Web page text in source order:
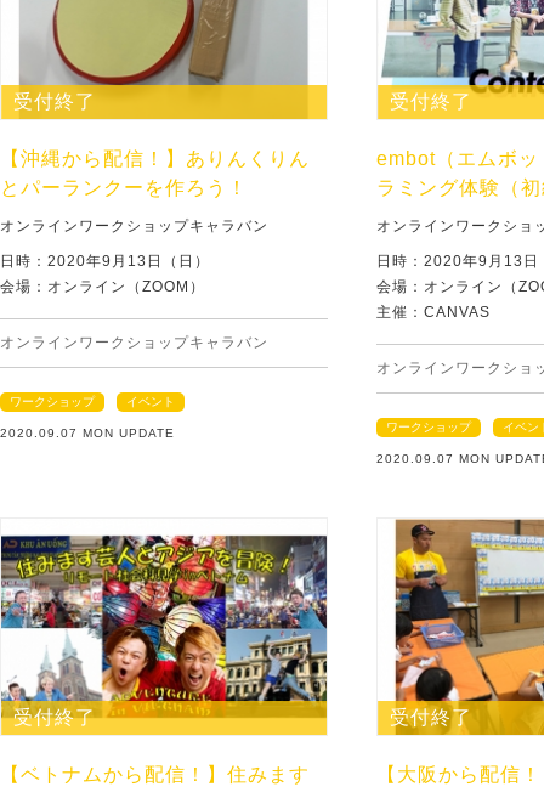
受付終了
【沖縄から配信！】ありんくりん
とパーランクーを作ろう！
オンラインワークショップキャラバン
日時：2020年9月13日（日）
会場：オンライン（ZOOM）
オンラインワークショップキャラバン
ワークショップ イベント
2020.09.07 MON UPDATE
受付終了
embot（エムボ
ラミング体験（
オンラインワークショ
日時：2020年9月13日
会場：オンライン（
主催：CANVAS
オンラインワークショ
ワークショップ イベン
2020.09.07 MON
受付終了
【ベトナムから配信！】住みます
受付終了
【大阪から配信